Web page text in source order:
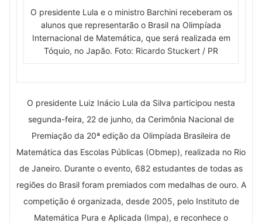
O presidente Lula e o ministro Barchini receberam os
alunos que representarão o Brasil na Olimpíada
Internacional de Matemática, que será realizada em
Tóquio, no Japão. Foto: Ricardo Stuckert / PR
O presidente Luiz Inácio Lula da Silva participou nesta
segunda-feira, 22 de junho, da Cerimônia Nacional de
Premiação da 20ª edição da Olimpíada Brasileira de
Matemática das Escolas Públicas (Obmep), realizada no Rio
de Janeiro. Durante o evento, 682 estudantes de todas as
regiões do Brasil foram premiados com medalhas de ouro. A
competição é organizada, desde 2005, pelo Instituto de
Matemática Pura e Aplicada (Impa), e reconhece o